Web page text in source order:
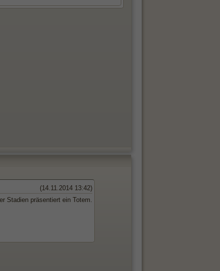
(14.11.2014 13:42)
Stadien präsentiert ein Totem.